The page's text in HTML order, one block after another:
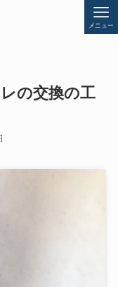
メニュー
の交換の工